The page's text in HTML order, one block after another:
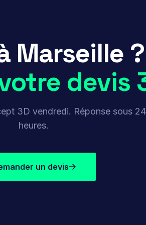
Marseille ?
devis
3D vendredi. Réponse sous 24
heures.
un devis